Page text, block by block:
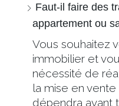
Faut-il faire des
appartement ou
Vous souhaitez
immobilier et
nécessité de
la mise en
dépendra avant